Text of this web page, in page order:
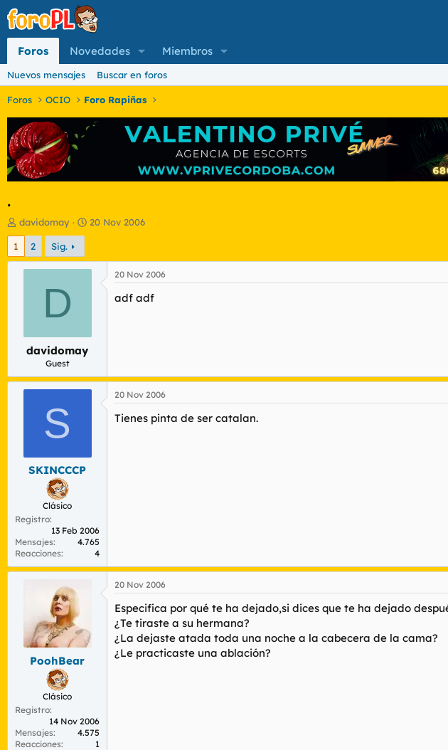
Foros Novedades Miembros
Nuevos mensajes Buscar en foros
Foros OCIO Foro Rapiñas
.
I
n
c
d
t
e
davidomay
F
h
a
i
o
20 Nov 2006
1 2 Sig.
D
davidomay
Guest
20 Nov 2006
adf adf
S
SKINCCCP
Clásico
Registro
13 Feb 2006
Mensajes
4.765
Reacciones
4
20 Nov 2006
Tienes pinta de ser catalan.
PoohBear
Clásico
Registro
14 Nov 2006
Mensajes
4.575
Reacciones
1
20 Nov 2006
Especifica por qué te ha dejado,si dices que te ha dejado
¿Te tiraste a su hermana?
¿La dejaste atada toda una noche a la cabecera de la cama?
¿Le practicaste una ablación?